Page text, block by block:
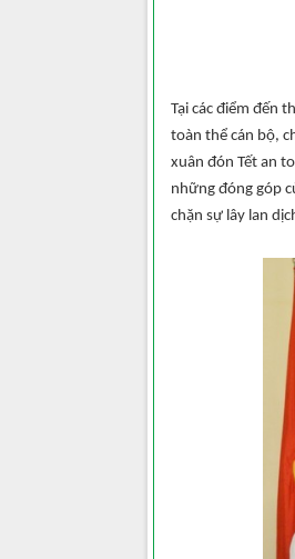
Tại các điểm đến
toàn thể cán bộ,
xuân đón Tết an
những đóng góp
chặn sự lây lan